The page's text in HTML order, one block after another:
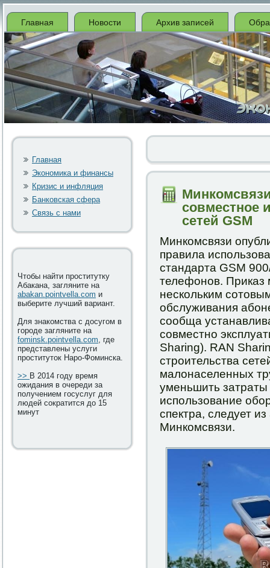
Главная Новости Архив записей
Главная
Экономика и финансы
Кризис и инфляция
Банковская сфера
Связь с нами
Чтобы найти проститутку
Абакана, загляните на
abakan.pointvella.com и
выберите лучший вариант.
Для знакомства с досугом в
городе загляните на
fominsk.pointvella.com, где
представлены услуги
проституток Наро-Фоминска.
>> В 2014 году время
ожидания в очереди за
получением госуслуг для
людей сократится до 15
минут
совместное
сетей GSM
Минкомсвязи
правила
стандарта GSM
телефонов. Приказ
нескольким
обслуживания
сообща
совместно
Sharing). RAN
строительства
малонаселенных
уменьшить
использование
спектра, следует
Минкомсвязи.